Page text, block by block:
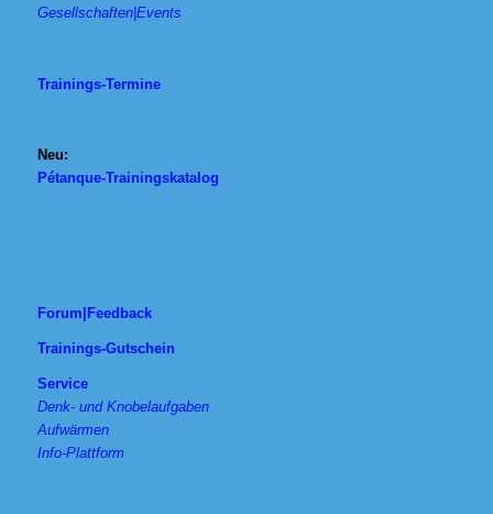
Gesellschaften|Events
Trainings-Termine
Neu:
Pétanque-Trainingskatalog
Forum|Feedback
Trainings-Gutschein
Service
Denk- und Knobelaufgaben
Aufwärmen
Info-Plattform